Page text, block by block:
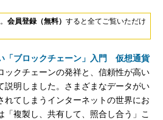
会員登録（無料） すると全てご覧いただけ
「ブロックチェーン」入門 仮想通貨
ックチェーンの発祥と、信頼性が高い
説明しました。さまざまなデータがい
れてしまうインターネットの世界にお
「複製し、共有して、照合し合う」こ